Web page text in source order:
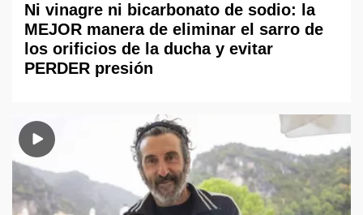
Ni vinagre ni bicarbonato de sodio: la
MEJOR manera de eliminar el sarro de
los orificios de la ducha y evitar
PERDER presión